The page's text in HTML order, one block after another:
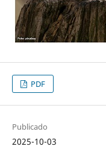
PDF
Publicado
2025-10-03